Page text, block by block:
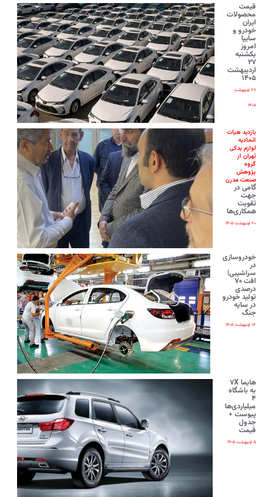
قیمت
محصولات
ایران‌
خودرو و
سایپا
امروز
یکشنبه
۲۷
اردیبهشت
۱۴۰۵
۲۷ اردیبهشت
۱۴۰۵
بازدید هیات
اتحادیه
لوازم یدکی
تهران از
گروه
پژوهش
صنعت مدرن
گامی در
جهت
تقویت
همکاری‌ها
۲۰ اردیبهشت ۱۴۰۵
خودروسازی
در
سراشیبی|
افت ۷۰
درصدی
تولید خودرو
در سایه
جنگ
۱۳ اردیبهشت ۱۴۰۵
هایما ۷X
به باشگاه
۴
میلیاردی‌ها
پیوست +
جدول
قیمت
۵ اردیبهشت ۱۴۰۵